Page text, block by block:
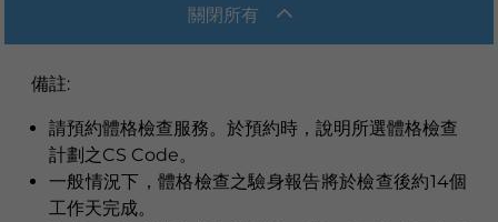
關閉所有
備註:
請預約體格檢查服務。於預約時，說明所選體格檢查
計劃之CS Code。
一般情況下，體格檢查之驗身報告將於檢查後約14個
工作天完成。